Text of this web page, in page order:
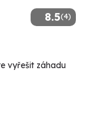
8.5(4)
vyřešit záhadu